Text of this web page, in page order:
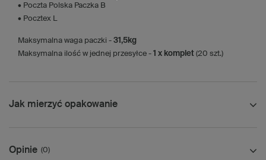
• Poczta Polska Paczka B
• Pocztex L
Maksymalna waga paczki - 31,5kg
Maksymalna ilość w jednej przesyłce - 1 x komplet (20 szt.)
Jak mierzyć opakowanie
Opinie (0)